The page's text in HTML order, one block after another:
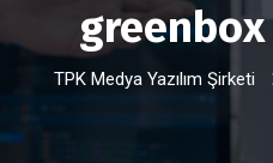
greenbox
TPK Medya Yazılım Şirketi